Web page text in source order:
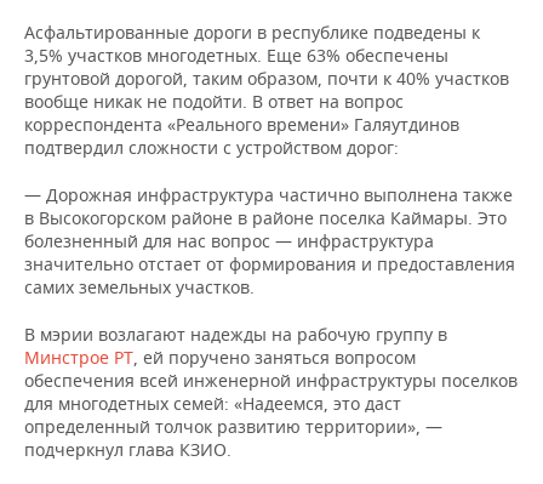
Асфальтированные дороги в республике подведены к
3,5% участков многодетных. Еще 63% обеспечены
грунтовой дорогой, таким образом, почти к 40% участков
вообще никак не подойти. В ответ на вопрос
корреспондента «Реального времени» Галяутдинов
подтвердил сложности с устройством дорог:
— Дорожная инфраструктура частично выполнена также
в Высокогорском районе в районе поселка Каймары. Это
болезненный для нас вопрос — инфраструктура
значительно отстает от формирования и предоставления
самих земельных участков.
В мэрии возлагают надежды на рабочую группу в
Минстрое РТ, ей поручено заняться вопросом
обеспечения всей инженерной инфраструктуры поселков
для многодетных семей: «Надеемся, это даст
определенный толчок развитию территории», —
подчеркнул глава КЗИО.